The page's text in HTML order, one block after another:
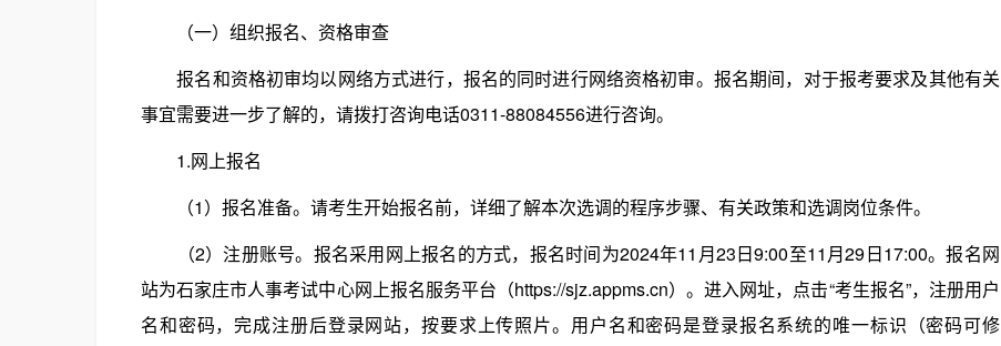
（一）组织报名、资格审查
报名和资格初审均以网络方式进行，报名的同时进行网络资格初审。报名期间，对于报考要求及其他有关
事宜需要进一步了解的，请拨打咨询电话0311-88084556进行咨询。
1.网上报名
（1）报名准备。请考生开始报名前，详细了解本次选调的程序步骤、有关政策和选调岗位条件。
（2）注册账号。报名采用网上报名的方式，报名时间为2024年11月23日9:00至11月29日17:00。报名网
站为石家庄市人事考试中心网上报名服务平台（https://sjz.appms.cn）。进入网址，点击“考生报名”，注册用户
名和密码，完成注册后登录网站，按要求上传照片。用户名和密码是登录报名系统的唯一标识（密码可修